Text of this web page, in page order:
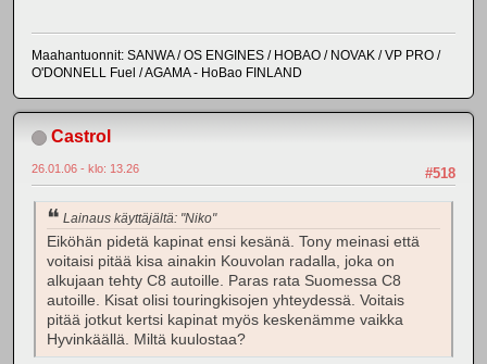
Maahantuonnit: SANWA / OS ENGINES / HOBAO / NOVAK / VP PRO /
O'DONNELL Fuel / AGAMA - HoBao FINLAND
Castrol
#518
26.01.06 - klo: 13.26
Lainaus käyttäjältä: "Niko"
Eiköhän pidetä kapinat ensi kesänä. Tony meinasi että
voitaisi pitää kisa ainakin Kouvolan radalla, joka on
alkujaan tehty C8 autoille. Paras rata Suomessa C8
autoille. Kisat olisi touringkisojen yhteydessä. Voitais
pitää jotkut kertsi kapinat myös keskenämme vaikka
Hyvinkäällä. Miltä kuulostaa?